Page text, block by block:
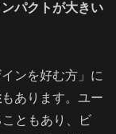
パクトが大きい
ンを好む方」に
もあります。ユー
ともあり、ビ